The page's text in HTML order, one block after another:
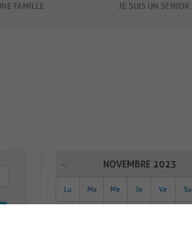
FAMILLE JE SUIS UN SENIOR
NOVEMBRE 2023
Lu Ma Me Je Ve Sa